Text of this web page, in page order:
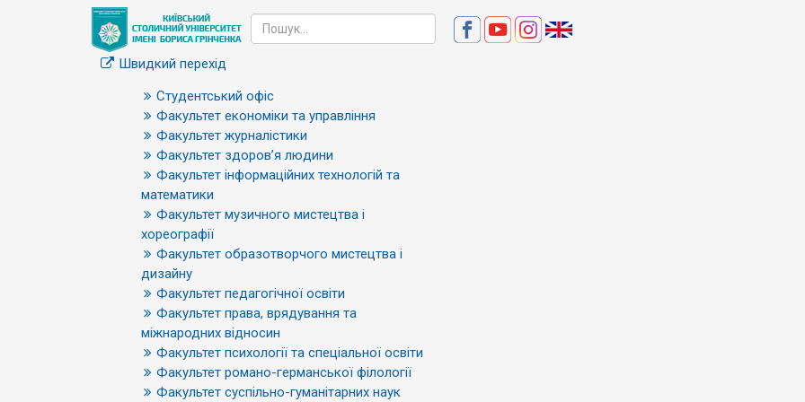
Швидкий перехід
Студентський офіс
Факультет економіки та управління
Факультет журналістики
Факультет здоров’я людини
Факультет інформаційних технологій та
математики
Факультет музичного мистецтва і
хореографії
Факультет образотворчого мистецтва і
дизайну
Факультет педагогічної освіти
Факультет права, врядування та
міжнародних відносин
Факультет психології та спеціальної освіти
Факультет романо-германської філології
Факультет суспільно-гуманітарних наук